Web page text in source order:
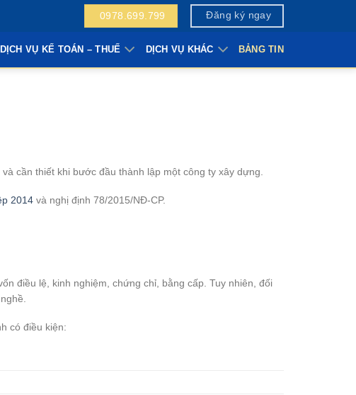
0978.699.799 Đăng ký ngay
DỊCH VỤ KẾ TOÁN – THUẾ DỊCH VỤ KHÁC BẢNG TIN
cần thiết khi bước đầu thành lập một công ty xây dựng.
2014 và nghị định 78/2015/NĐ-CP.
điều lệ, kinh nghiệm, chứng chỉ, bằng cấp. Tuy nhiên, đối
có điều kiện: